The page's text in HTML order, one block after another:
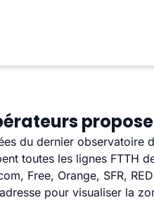
du dernier observatoire
toutes les lignes FTTH
Free, Orange, SFR,
pour visualiser la